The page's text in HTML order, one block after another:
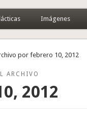
Imágenes
por febrero 10, 2012
ARCHIVO
2012